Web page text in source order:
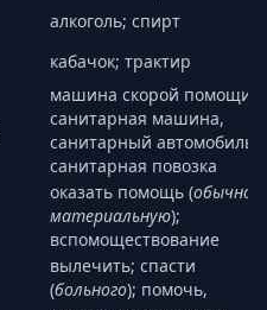
алкоголь; спирт
кабачок; трактир
машина скорой помощи,
санитарная машина,
санитарный автомобиль;
санитарная повозка
оказать помощь (обычно
материальную);
вспомоществование
вылечить; спасти
(больного); помочь,